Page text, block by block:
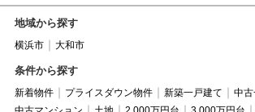
地域から探す
横浜市 大和市
条件から探す
新着物件 プライスダウン物件 新築一戸建て
中